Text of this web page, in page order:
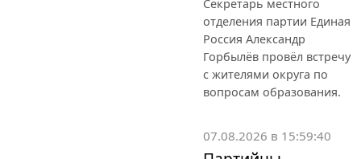
с жителями округа по
вопросам образования.
07.08.2026 в 15:59:40
Партийцы
ремонта детского
сада в Рузе